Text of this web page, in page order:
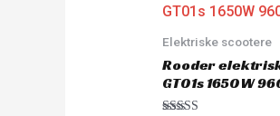
Elektriske scootere
Rooder
GT01s 1650W